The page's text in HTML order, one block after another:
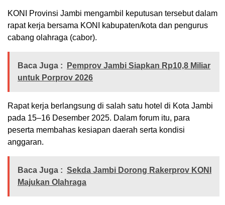
KONI Provinsi Jambi mengambil keputusan tersebut dalam
rapat kerja bersama KONI kabupaten/kota dan pengurus
cabang olahraga (cabor).
Baca Juga :
Pemprov Jambi Siapkan Rp10,8 Miliar
untuk Porprov 2026
Rapat kerja berlangsung di salah satu hotel di Kota Jambi
pada 15–16 Desember 2025. Dalam forum itu, para
peserta membahas kesiapan daerah serta kondisi
anggaran.
Baca Juga : Sekda Jambi Dorong Rakerprov KONI
Majukan Olahraga